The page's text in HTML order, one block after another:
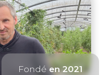
Fondé en 2021